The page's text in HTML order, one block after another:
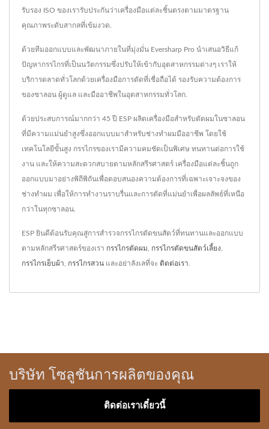
รับรอง ISO ของเรารับประกันว่าเครื่องมือแต่ละชิ้นตรงตามมาตรฐาน
คุณภาพระดับสากลที่เข้มงวด.
ด้วยทีมออกแบบและพัฒนาภายในที่มุ่งมั่น Eversharp Pro นำเสนอวิธีแก้
ปัญหากรรไกรที่เป็นนวัตกรรมซึ่งปรับให้เข้ากับอุตสาหกรรมต่างๆ เราให้
บริการตลาดทั่วโลกด้วยเครื่องมือการตัดที่เชื่อถือได้ รองรับความต้องการ
ของซาลอน ผู้ดูแล และมืออาชีพในอุตสาหกรรมทั่วโลก.
ด้วยประสบการณ์มากกว่า 45 ปี ESP ผลิตเครื่องมือสำหรับตัดผมในซาลอน
ที่มีความแม่นยำสูงซึ่งออกแบบมาสำหรับช่างทำผมมืออาชีพ โดยใช้
เทคโนโลยีขั้นสูง กรรไกรของเรามีความคมชัดเป็นพิเศษ ทนทานต่อการใช้
งาน และให้ความสะดวกสบายตามหลักสรีรศาสตร์ เครื่องมือแต่ละชิ้นถูก
ออกแบบมาอย่างพิถีพิถันเพื่อตอบสนองความต้องการที่เฉพาะเจาะจงของ
ช่างทำผม เพื่อให้การทำงานราบรื่นและการตัดที่แม่นยำเพื่อผลลัพธ์ที่เหนือ
กว่าในทุกซาลอน.
ESP ยินดีต้อนรับคุณสู่การสำรวจกรรไกรตัดขนสัตว์ที่ทนทานและออกแบบ
ตามหลักสรีรศาสตร์ของเรา กรรไกรตัดผม กรรไกรตัดขนสัตว์เลี้ยง
กรรไกรเย็บผ้า กรรไกรสวน และอย่าลังเลที่จะ ติดต่อเรา
บริษัท โซลูชันการผลิตของคุณ
ติดต่อเราเดี๋ยวนี้